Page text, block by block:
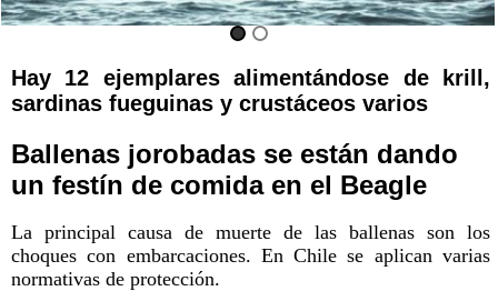
Hay 12 ejemplares alimentándose de krill,
sardinas fueguinas y crustáceos varios
Ballenas jorobadas se están dando
un festín de comida en el Beagle
La principal causa de muerte de las ballenas son los
choques con embarcaciones. En Chile se aplican varias
normativas de protección.